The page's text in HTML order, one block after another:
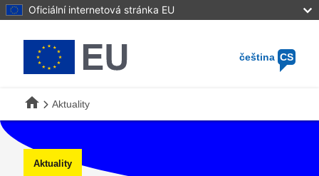
Skip
to
Oficiální internetová stránka EU
čeština CS
home Aktuality
Aktuality